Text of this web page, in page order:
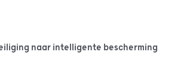
naar intelligente bescherming